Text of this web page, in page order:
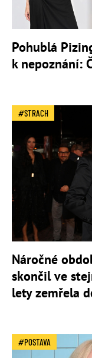
Pohublá
k nepoznání:
STRACH
Náročné
skončil ve
lety zemřela
POSTAVA